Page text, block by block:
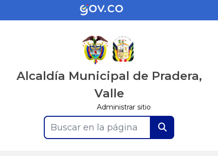
Alcaldía Municipal de Pradera,
Valle
Administrar sitio
Buscar en la página